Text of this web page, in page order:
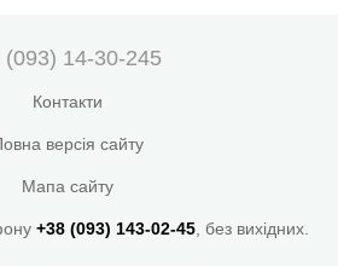
(093) 14-30-245
Контакти
версія сайту
Мапа сайту
+38 (093) 143-02-45, без вихідних.